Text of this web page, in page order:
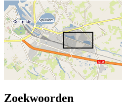
Zoekwoorden